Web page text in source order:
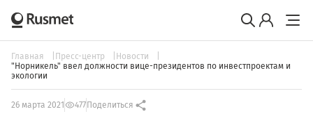
Главная Пресс-центр
Новости
"Норникель" ввел должности вице-президентов по инвестпроектам и
экологии
26 марта 2021 477 Поделиться